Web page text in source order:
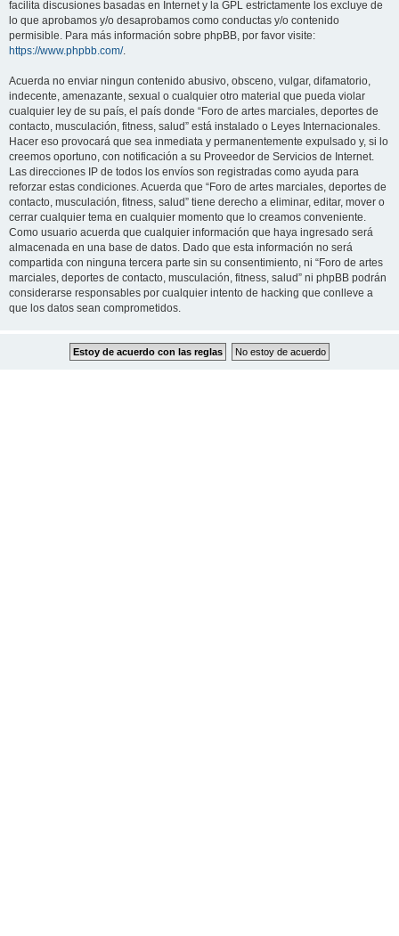
facilita discusiones basadas en Internet y la GPL estrictamente los excluye de
lo que aprobamos y/o desaprobamos como conductas y/o contenido
permisible. Para más información sobre phpBB, por favor visite:
https://www.phpbb.com/.
Acuerda no enviar ningun contenido abusivo, obsceno, vulgar, difamatorio,
indecente, amenazante, sexual o cualquier otro material que pueda violar
cualquier ley de su país, el país donde “Foro de artes marciales, deportes de
contacto, musculación, fitness, salud” está instalado o Leyes Internacionales.
Hacer eso provocará que sea inmediata y permanentemente expulsado y, si lo
creemos oportuno, con notificación a su Proveedor de Servicios de Internet.
Las direcciones IP de todos los envíos son registradas como ayuda para
reforzar estas condiciones. Acuerda que “Foro de artes marciales, deportes de
contacto, musculación, fitness, salud” tiene derecho a eliminar, editar, mover o
cerrar cualquier tema en cualquier momento que lo creamos conveniente.
Como usuario acuerda que cualquier información que haya ingresado será
almacenada en una base de datos. Dado que esta información no será
compartida con ninguna tercera parte sin su consentimiento, ni “Foro de artes
marciales, deportes de contacto, musculación, fitness, salud” ni phpBB podrán
considerarse responsables por cualquier intento de hacking que conlleve a
que los datos sean comprometidos.